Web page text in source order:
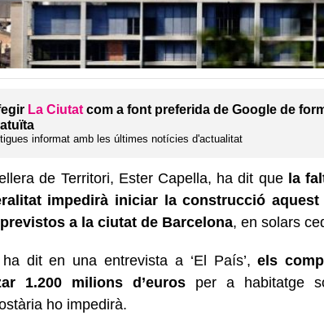
La Ciutat com a font preferida de Google de
informat amb les últimes notícies d'actualitat
de Territori, Ester Capella, ha dit que la
impedirà iniciar la construcció aquest
a la ciutat de Barcelona, en solars
ha dit en una entrevista a ‘El País’,els
1.200 milions d’eurosper a habitatge
ho impedirà.